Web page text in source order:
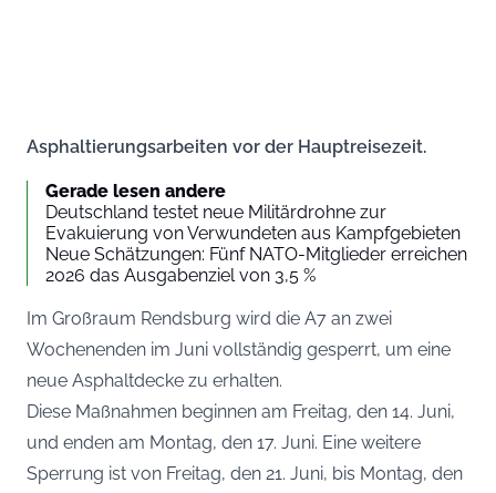
Asphaltierungsarbeiten vor der Hauptreisezeit.
Gerade lesen andere
Deutschland testet neue Militärdrohne zur
Evakuierung von Verwundeten aus Kampfgebieten
Neue Schätzungen: Fünf NATO-Mitglieder erreichen
2026 das Ausgabenziel von 3,5 %
Im Großraum Rendsburg wird die A7 an zwei
Wochenenden im Juni vollständig gesperrt, um eine
neue Asphaltdecke zu erhalten.
Diese Maßnahmen beginnen am Freitag, den 14. Juni,
und enden am Montag, den 17. Juni. Eine weitere
Sperrung ist von Freitag, den 21. Juni, bis Montag, den